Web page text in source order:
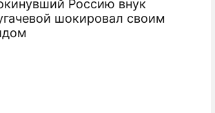
Россию внук
шокировал своим